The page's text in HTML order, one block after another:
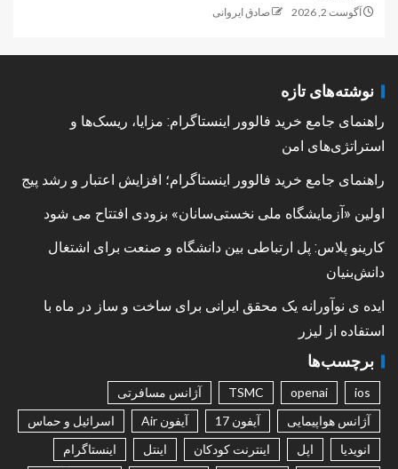
آگوست 2, 2026 صادق ایروانی
نوشته‌های تازه
راهنمای جامع خرید فالوور اینستاگرام: مزایا، ریسک‌ها و
استراتژی‌های امن
راهنمای جامع خرید فالوور اینستاگرام؛ افزایش اعتبار و رشد پیج
اولین «آزمایشگاه ملی نخستی‌سانان» بزودی افتتاح می شود
کارینو پلاس: پل ارتباطی بین دانشگاه و صنعت برای اشتغال
دانش‌بنیان
ایده ی نوآورانه یک محقق ایرانی برای ساخت و ساز در ماه با
استفاده از لیزر
برچسب‌ها
ios
openai
TSMC
آژانس مسافرتی
آژانس هواپیمایی
آیفون 17 آیفون Air
اسرائیل و حماس
انویدیا
اپل اینترنت کودکان اینتل
اینستاگرام